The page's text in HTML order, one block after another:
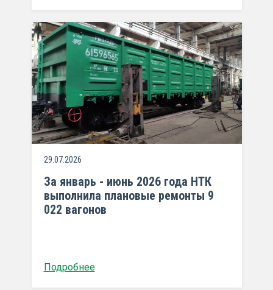
29.07.2026
За январь - июнь 2026 года НТК
выполнила плановые ремонты 9
022 вагонов
Подробнее